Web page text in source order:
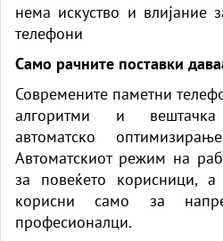
нема искуство и влијание
телефони
Само рачните поставки
Современите паметни
алгоритми и вештачка
автоматско
Автоматскиот режим на
за повеќето корисници,
корисни само за
професионалци.